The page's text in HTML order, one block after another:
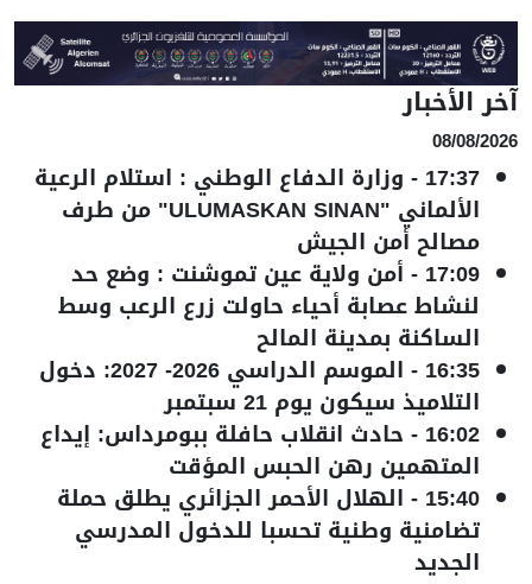
آخر الأخبار
08/08/2026
17:37
- وزارة الدفاع الوطني : استلام الرعية
الألماني "ULUMASKAN SINAN" من طرف
مصالح أمن الجيش
17:09
- أمن ولاية عين تموشنت : وضع حد
لنشاط عصابة أحياء حاولت زرع الرعب وسط
الساكنة بمدينة المالح
16:35
- الموسم الدراسي 2026- 2027: دخول
التلاميذ سيكون يوم 21 سبتمبر
16:02
- حادث انقلاب حافلة ببومرداس: إيداع
المتهمين رهن الحبس المؤقت
15:40
- الهلال الأحمر الجزائري يطلق حملة
تضامنية وطنية تحسبا للدخول المدرسي
الجديد